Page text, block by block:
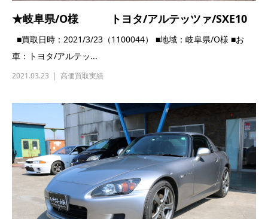
★岐阜県/O様 トヨタ/アルテッツァ/SXE10
■買取日時：2021/3/23（1100044） ■地域：岐阜県/O様 ■お
車：トヨタ/アルテッ...
2021.03.23 高価買取実績